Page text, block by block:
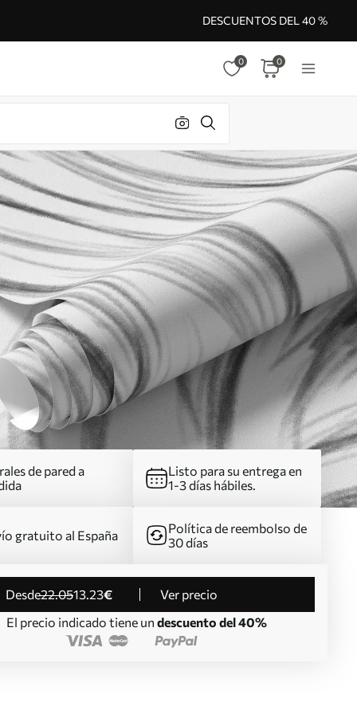
DESCUENTOS DEL 40 %
0 0
de pared a
Listo para su entrega en
1-3 días hábiles.
gratuito al España
Política de reembolso de
30 días
desde22.0513.23€
Ver precio
El precio indicado tiene un descuento del 40%